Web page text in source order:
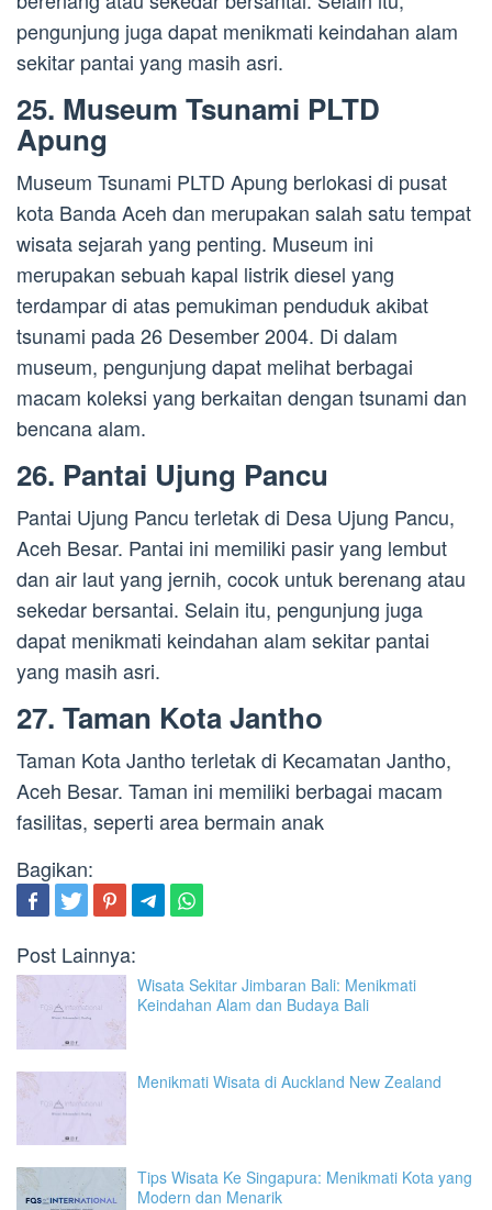
pengunjung juga dapat menikmati keindahan alam
sekitar pantai yang masih asri.
25. Museum Tsunami PLTD
Apung
Museum Tsunami PLTD Apung berlokasi di pusat
kota Banda Aceh dan merupakan salah satu tempat
wisata sejarah yang penting. Museum ini
merupakan sebuah kapal listrik diesel yang
terdampar di atas pemukiman penduduk akibat
tsunami pada 26 Desember 2004. Di dalam
museum, pengunjung dapat melihat berbagai
macam koleksi yang berkaitan dengan tsunami dan
bencana alam.
26. Pantai Ujung Pancu
Pantai Ujung Pancu terletak di Desa Ujung Pancu,
Aceh Besar. Pantai ini memiliki pasir yang lembut
dan air laut yang jernih, cocok untuk berenang atau
sekedar bersantai. Selain itu, pengunjung juga
dapat menikmati keindahan alam sekitar pantai
yang masih asri.
27. Taman Kota Jantho
Taman Kota Jantho terletak di Kecamatan Jantho,
Aceh Besar. Taman ini memiliki berbagai macam
fasilitas, seperti area bermain anak
Bagikan:
Post Lainnya:
Wisata Sekitar Jimbaran Bali: Menikmati
Keindahan Alam dan Budaya Bali
Menikmati Wisata di Auckland New Zealand
Tips Wisata Ke Singapura: Menikmati Kota yang
Modern dan Menarik